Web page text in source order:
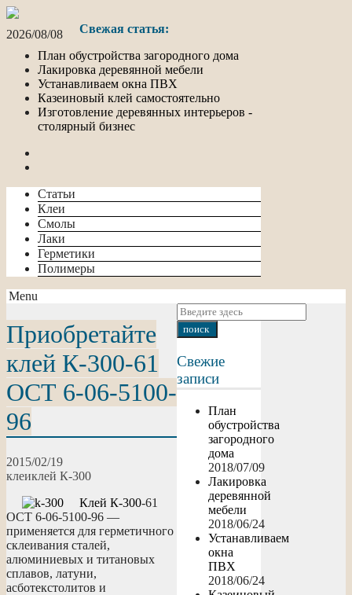
2026/08/08
Свежая статья:
План обустройства загородного дома
Лакировка деревянной мебели
Устанавливаем окна ПВХ
Казеиновый клей самостоятельно
Изготовление деревянных интерьеров -
столярный бизнес
Статьи
Клеи
Смолы
Лаки
Герметики
Полимеры
Menu
Свежие
записи
План
обустройства
загородного
дома
2018/07/09
Лакировка
деревянной
мебели
2018/06/24
Устанавливаем
окна
ПВХ
2018/06/24
Приобретайте
клей К-300-61
ОСТ 6-06-5100-
96
2015/02/19
клеиклей К-300
Клей К-300-61
ОСТ 6-06-5100-96 —
применяется для герметичного
склеивания сталей,
алюминиевых и титановых
сплавов, латуни,
асботекстолитов и